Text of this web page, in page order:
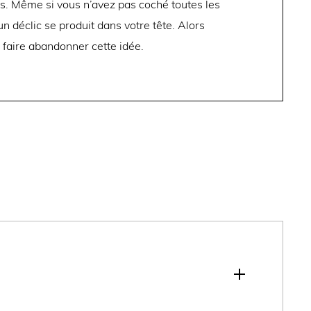
Même si vous n’avez pas coché toutes les
déclic se produit dans votre tête. Alors
abandonner cette idée.